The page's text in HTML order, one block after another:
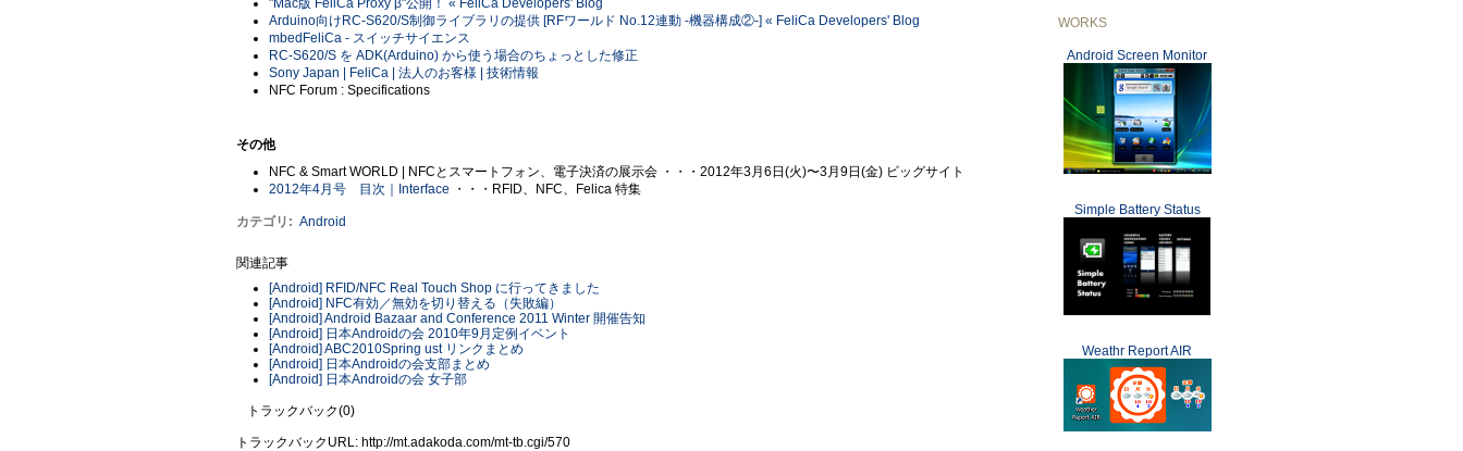
Arduino向けRC-S620/S制御ライブラリの提供 [RFワールド No.12連動 -機器構成②-] « FeliCa Developers' Blog
mbedFeliCa - スイッチサイエンス
RC-S620/S を ADK(Arduino) から使う場合のちょっとした修正
Sony Japan | FeliCa | 法人のお客様 | 技術情報
NFC Forum : Specifications
その他
NFC & Smart WORLD | NFCとスマートフォン、電子決済の展示会 ・・・2012年3月6日(火)〜3月9日(金) ビッグサイト
2012年4月号 目次｜Interface ・・・RFID、NFC、Felica 特集
カテゴリ : Android
関連記事
[Android] RFID/NFC Real Touch Shop に行ってきました
[Android] NFC有効／無効を切り替える（失敗編）
[Android] Android Bazaar and Conference 2011 Winter 開催告知
[Android] 日本Androidの会 2010年9月定例イベント
[Android] ABC2010Spring ust リンクまとめ
[Android] 日本Androidの会支部まとめ
[Android] 日本Androidの会 女子部
トラックバック(0)
トラックバックURL: http://mt.adakoda.com/mt-tb.cgi/570
WORKS
Android Screen Monitor
Simple Battery Status
Weathr Report AIR